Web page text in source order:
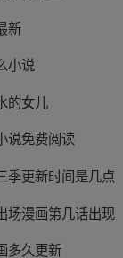
新
小说
的女儿
说免费阅读
季更新时间是几点
场漫画第几话出现
多久更新